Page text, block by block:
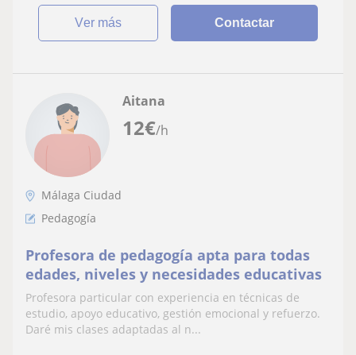
ver más Contactar
12€/h
Aitana
Málaga Ciudad
Pedagogía
Profesora de pedagogía apta para todas
edades, niveles y necesidades educativas
Profesora particular con experiencia en técnicas de
estudio, apoyo educativo, gestión emocional y refuerzo.
Daré mis clases adaptadas al n...